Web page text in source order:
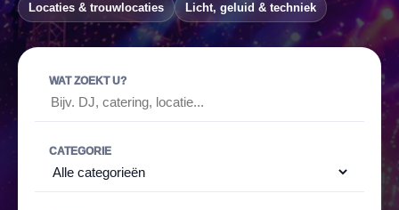
Locaties & trouwlocaties Licht, geluid & techniek
WAT ZOEKT U?
CATEGORIE